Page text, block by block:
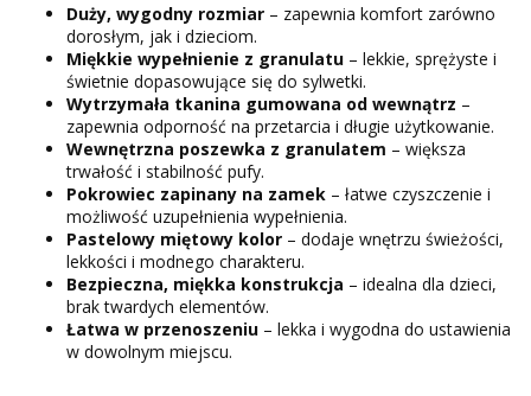
Duży, wygodny rozmiar – zapewnia komfort zarówno
dorosłym, jak i dzieciom.
Miękkie wypełnienie z granulatu – lekkie, sprężyste i
świetnie dopasowujące się do sylwetki.
Wytrzymała tkanina gumowana od wewnątrz –
zapewnia odporność na przetarcia i długie użytkowanie.
Wewnętrzna poszewka z granulatem – większa
trwałość i stabilność pufy.
Pokrowiec zapinany na zamek – łatwe czyszczenie i
możliwość uzupełnienia wypełnienia.
Pastelowy miętowy kolor – dodaje wnętrzu świeżości,
lekkości i modnego charakteru.
Bezpieczna, miękka konstrukcja – idealna dla dzieci,
brak twardych elementów.
Łatwa w przenoszeniu – lekka i wygodna do ustawienia
w dowolnym miejscu.